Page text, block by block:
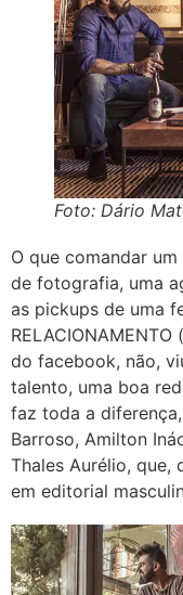
Foto: Dário
O que comandar
de fotografia, uma
as pickups de uma
do facebook, não,
talento, uma boa
faz toda a
Barroso, Amilton
Thales Aurélio, que,
em editorial